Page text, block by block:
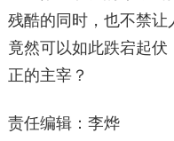
残酷的同时，也不禁
竟然可以如此跌宕起
正的主宰？
责任编辑：李烨